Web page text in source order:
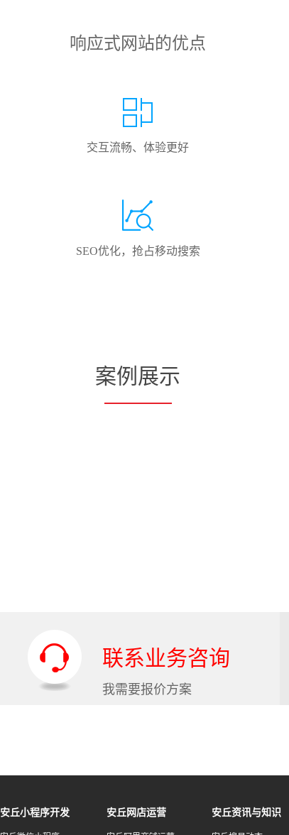
响应式网站的优点
交互流畅、体验更好
SEO优化，抢占移动搜索
案例展示
联系业务咨询
我需要报价方案
安丘小程序开发 安丘网店运营 安丘资讯与知识